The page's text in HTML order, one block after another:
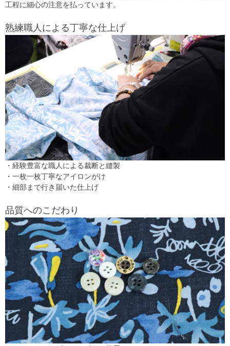
工程に細心の注意を払っています。
熟練職人による丁寧な仕上げ
・経験豊富な職人による裁断と縫製
・一枚一枚丁寧なアイロンがけ
・細部まで行き届いた仕上げ
品質へのこだわり